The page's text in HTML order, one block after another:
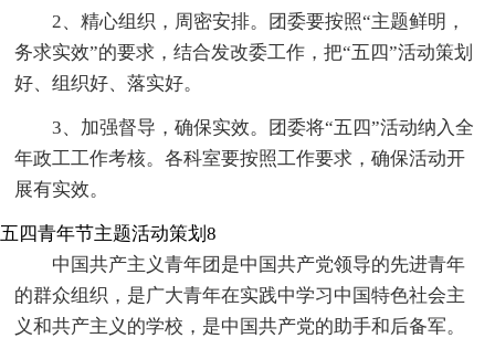
2、精心组织，周密安排。团委要按照“主题鲜明，
务求实效”的要求，结合发改委工作，把“五四”活动策划
好、组织好、落实好。
3、加强督导，确保实效。团委将“五四”活动纳入全
年政工工作考核。各科室要按照工作要求，确保活动开
展有实效。
五四青年节主题活动策划8
中国共产主义青年团是中国共产党领导的先进青年
的群众组织，是广大青年在实践中学习中国特色社会主
义和共产主义的学校，是中国共产党的助手和后备军。